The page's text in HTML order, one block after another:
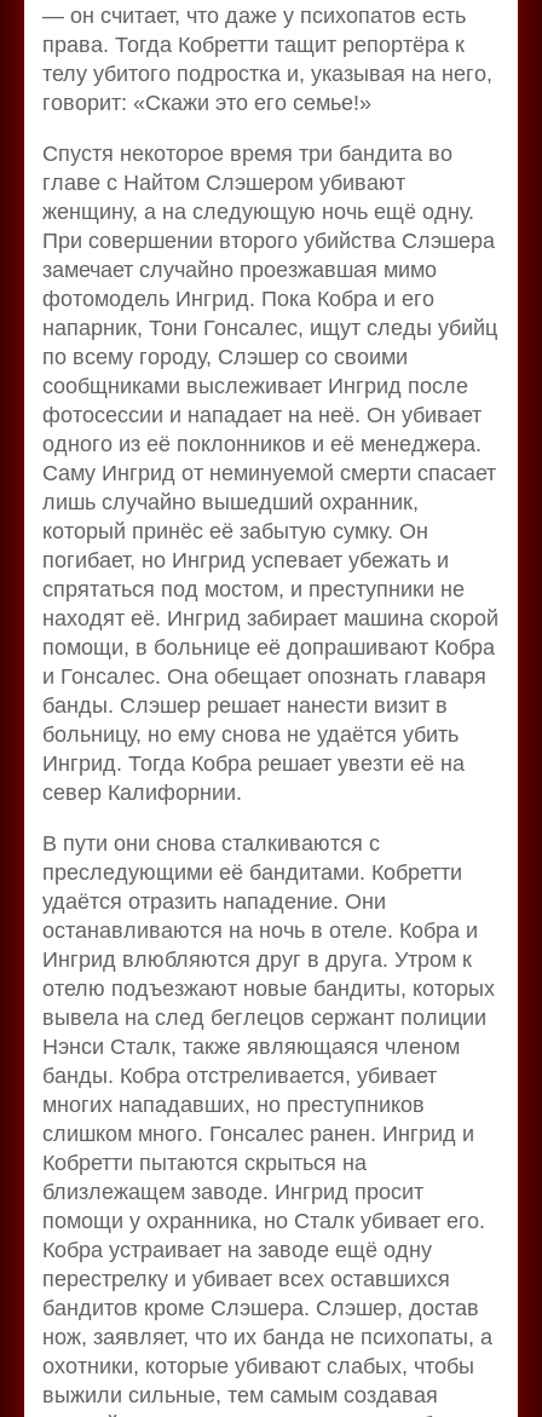
— он считает, что даже у психопатов есть
права. Тогда Кобретти тащит репортёра к
телу убитого подростка и, указывая на него,
говорит: «Скажи это его семье!»
Спустя некоторое время три бандита во
главе с Найтом Слэшером убивают
женщину, а на следующую ночь ещё одну.
При совершении второго убийства Слэшера
замечает случайно проезжавшая мимо
фотомодель Ингрид. Пока Кобра и его
напарник, Тони Гонсалес, ищут следы убийц
по всему городу, Слэшер со своими
сообщниками выслеживает Ингрид после
фотосессии и нападает на неё. Он убивает
одного из её поклонников и её менеджера.
Саму Ингрид от неминуемой смерти спасает
лишь случайно вышедший охранник,
который принёс её забытую сумку. Он
погибает, но Ингрид успевает убежать и
спрятаться под мостом, и преступники не
находят её. Ингрид забирает машина скорой
помощи, в больнице её допрашивают Кобра
и Гонсалес. Она обещает опознать главаря
банды. Слэшер решает нанести визит в
больницу, но ему снова не удаётся убить
Ингрид. Тогда Кобра решает увезти её на
север Калифорнии.
В пути они снова сталкиваются с
преследующими её бандитами. Кобретти
удаётся отразить нападение. Они
останавливаются на ночь в отеле. Кобра и
Ингрид влюбляются друг в друга. Утром к
отелю подъезжают новые бандиты, которых
вывела на след беглецов сержант полиции
Нэнси Сталк, также являющаяся членом
банды. Кобра отстреливается, убивает
многих нападавших, но преступников
слишком много. Гонсалес ранен. Ингрид и
Кобретти пытаются скрыться на
близлежащем заводе. Ингрид просит
помощи у охранника, но Сталк убивает его.
Кобра устраивает на заводе ещё одну
перестрелку и убивает всех оставшихся
бандитов кроме Слэшера. Слэшер, достав
нож, заявляет, что их банда не психопаты, а
охотники, которые убивают слабых, чтобы
выжили сильные, тем самым создавая